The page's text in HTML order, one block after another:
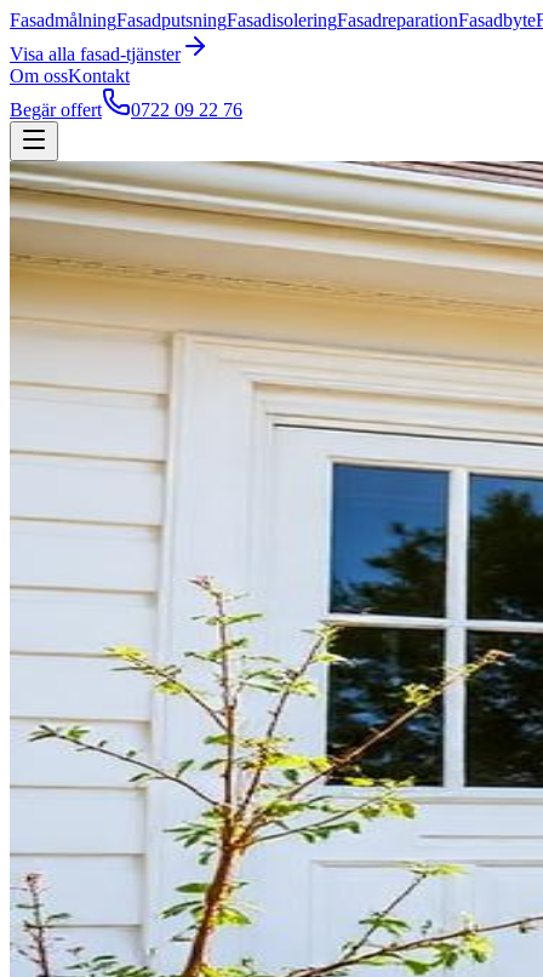
FasadmålningFasadputsningFasadisoleringFasadreparationFasadbyte
Visa alla fasad-tjänster
Om ossKontakt
Begär offert
0722 09 22 76